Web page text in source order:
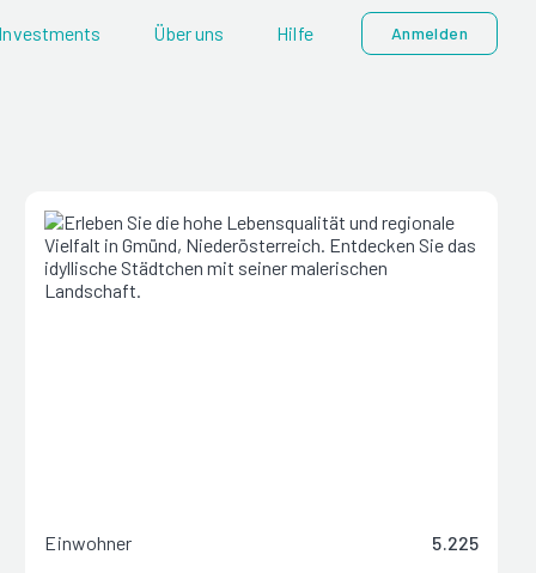
Investments Über uns Hilfe Anmelden
Einwohner
5.225